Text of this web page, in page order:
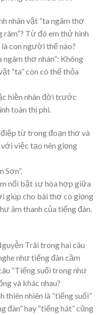
nhân vật “ta ngâm thơ
râm”? Từ đó em thử hình
con người thế nào?
ngâm thơ nhàn”: Không
“ta” còn có thể thỏa
hiền nhân đời trước
toàn thị phi.
từ trong đoạn thơ và
việc tạo nên giọng
Sơn”.
nổi bật sự hòa hợp giữa
giúp cho bài thơ có giọng
âm thanh của tiếng đàn.
Trãi trong hai câu
như tiếng đàn cầm
“Tiếng suối trong như
và khác nhau?
thiên nhiên là “tiếng suối”
đàn” hay “tiếng hát” cũng